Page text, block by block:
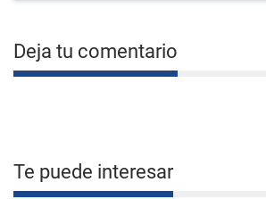
Deja tu comentario
Te puede interesar